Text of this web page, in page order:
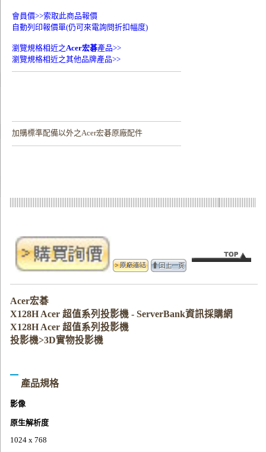
會員價>>索取此商品報價
自動列印報價單(仍可來電詢問折扣幅度)
瀏覽規格相近之Acer宏碁產品>>
瀏覽規格相近之其他品牌產品>>
加購標準配備以外之Acer宏碁原廠配件
Acer宏碁
X128H Acer 超值系列投影機 - ServerBank資訊採購網
X128H Acer 超值系列投影機
投影機>3D實物投影機
產品規格
影像
原生解析度
1024 x 768